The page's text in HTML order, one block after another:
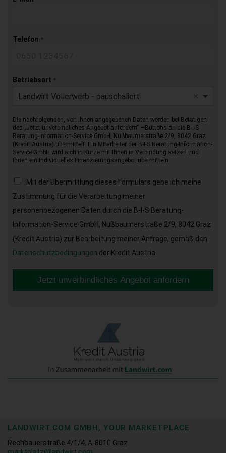
Telefon *
Betriebsart *
Landwirt Vollerwerb - pauschaliert
Die nachfolgenden, von Ihnen angegebenen Daten werden bei Betätigen
des „Jetzt unverbindliches Angebot anfordern“ –Buttons an die B-I-S
Beratung-Information-Service GmbH, Nußbaumerstraße 2/9, 8042 Graz
(Kredit Austria) übermittelt. Ein Mitarbeiter der B-I-S Beratung-Information-
Service GmbH wird sich in Kürze mit Ihnen in Verbindung setzen und
Ihnen ein individuelles Finanzierungsangebot übermitteln.
Mit der Übermittlung dieses Formulars gebe ich meine
Zustimmung für die Verarbeitung meiner
personenbezogenen Daten durch die B-I-S Beratung-
Information-Service GmbH, Nußbaumerstraße 2/9, 8042 Graz
(Kredit Austria) zur Bearbeitung meiner Anfrage, gemäß den
Datenschutzbedingungen der Kredit Austria.
Jetzt unverbindliches Angebot anfordern
LANDWIRT.COM GMBH, YOUR MARKETPLACE
Rechbauerstraße 4/1/4, A-8010 Graz